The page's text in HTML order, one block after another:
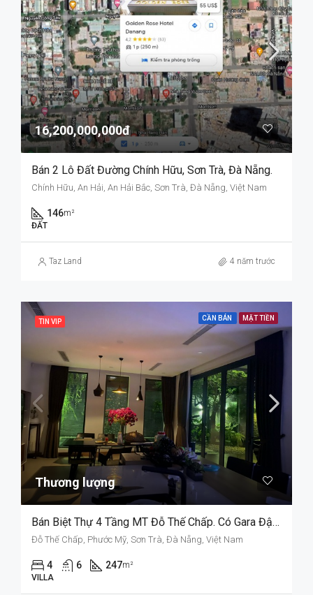
16,200,000,000đ
Bán 2 Lô Đất Đường Chính Hữu, Sơn Trà, Đà Nẵng.
Chính Hữu, An Hải, An Hải Bắc, Sơn Trà, Đà Nẵng, Việt Nam
146m²
ĐẤT
Taz Land 4 năm trước
TIN VIP CẦN BÁN MẶT TIỀN
Thương lượng
Bán Biệt Thự 4 Tầng MT Đỗ Thế Chấp. Có Gara Đậu Oto Rộng Rãi
Đỗ Thế Chấp, Phước Mỹ, Sơn Trà, Đà Nẵng, Việt Nam
4 6 247m²
VILLA